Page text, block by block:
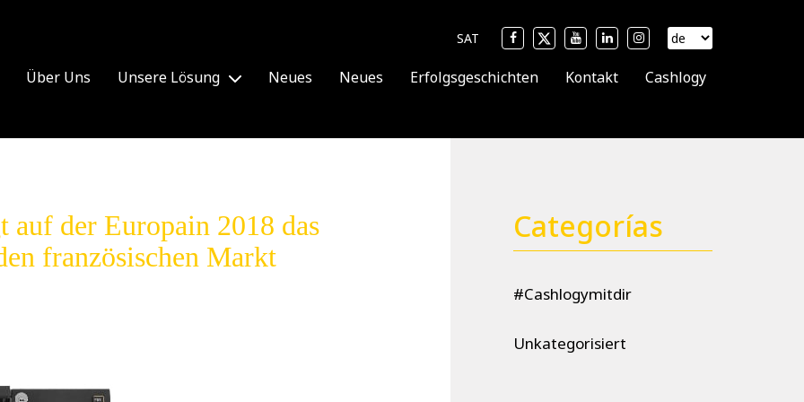
SAT
Über Uns Unsere Lösung Neues Neues Erfolgsgeschichten Kontakt
Cashlogy
der Europain 2018 das
französischen Markt
Categorías
#Cashlogymitdir
Unkategorisiert